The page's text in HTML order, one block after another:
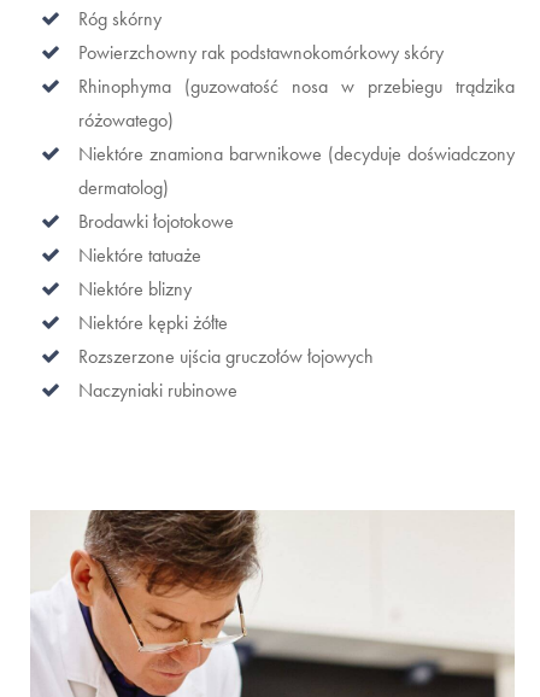
Róg skórny
Powierzchowny rak podstawnokomórkowy skóry
Rhinophyma (guzowatość nosa w przebiegu trądzika
różowatego)
Niektóre znamiona barwnikowe (decyduje doświadczony
dermatolog)
Brodawki łojotokowe
Niektóre tatuaże
Niektóre blizny
Niektóre kępki żółte
Rozszerzone ujścia gruczołów łojowych
Naczyniaki rubinowe